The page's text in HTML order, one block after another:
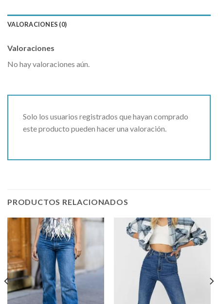
VALORACIONES (0)
Valoraciones
No hay valoraciones aún.
Solo los usuarios registrados que hayan comprado
este producto pueden hacer una valoración.
PRODUCTOS RELACIONADOS